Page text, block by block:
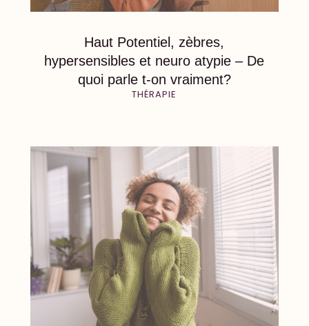
Haut Potentiel, zèbres,
hypersensibles et neuro atypie – De
quoi parle t-on vraiment?
THÉRAPIE